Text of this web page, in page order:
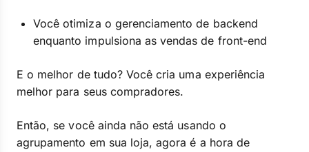
Você otimiza o gerenciamento de backend
enquanto impulsiona as vendas de front-end
E o melhor de tudo? Você cria uma experiência
melhor para seus compradores.
Então, se você ainda não está usando o
agrupamento em sua loja, agora é a hora de